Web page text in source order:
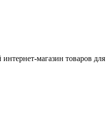
магазин товаров для